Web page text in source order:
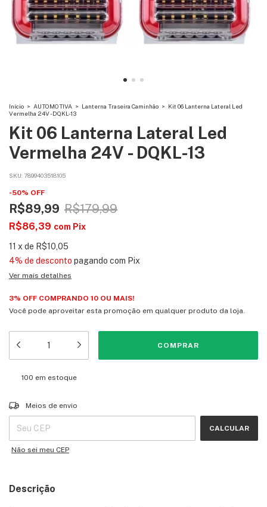
Início > AUTOMOTIVA > Lanterna Traseira Caminhão > Kit 06 Lanterna Lateral Led
Vermelha 24V - DQKL-13
Kit 06 Lanterna Lateral Led
Vermelha 24V - DQKL-13
SKU: 7899403518105
-50% OFF
R$89,99 R$179,99
R$86,39 com Pix
11 xde R$10,05
4% de desconto pagando com Pix
Ver mais detalhes
3% OFF COMPRANDO 10 OU MAIS!
Você pode aproveitar esta promoção em qualquer produto da loja.
100 em estoque
Entregas para o CEP:
Meios de envio
CALCULAR
Não sei meu CEP
Descrição